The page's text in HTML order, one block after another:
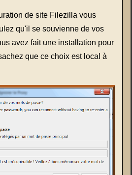
de site Filezilla vous
qu'il se souvienne de vos
avez fait une installation pour
que ce choix est local à